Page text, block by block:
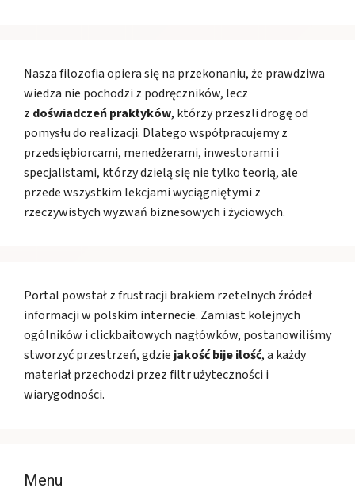
Nasza filozofia opiera się na przekonaniu, że prawdziwa
wiedza nie pochodzi z podręczników, lecz
z doświadczeń praktyków, którzy przeszli drogę od
pomysłu do realizacji. Dlatego współpracujemy z
przedsiębiorcami, menedżerami, inwestorami i
specjalistami, którzy dzielą się nie tylko teorią, ale
przede wszystkim lekcjami wyciągniętymi z
rzeczywistych wyzwań biznesowych i życiowych.
Portal powstał z frustracji brakiem rzetelnych źródeł
informacji w polskim internecie. Zamiast kolejnych
ogólników i clickbaitowych nagłówków, postanowiliśmy
stworzyć przestrzeń, gdzie jakość bije ilość, a każdy
materiał przechodzi przez filtr użyteczności i
wiarygodności.
Menu